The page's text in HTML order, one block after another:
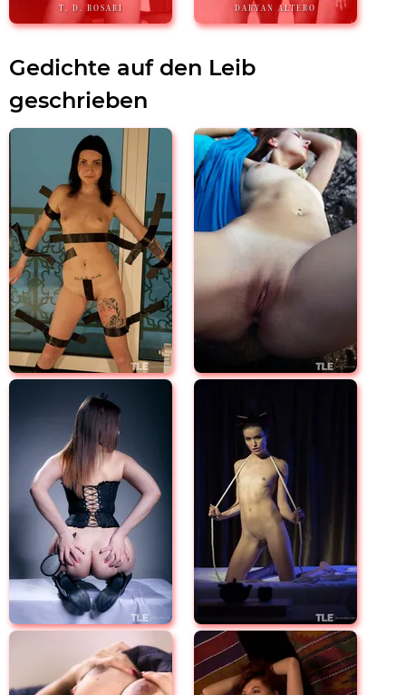
T. D. ROSARI DARYAN ALTERO
Gedichte auf den Leib
geschrieben